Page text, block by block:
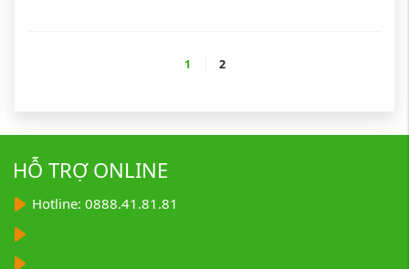
1 2
HỖ TRỢ ONLINE
Hotline: 0888.41.81.81